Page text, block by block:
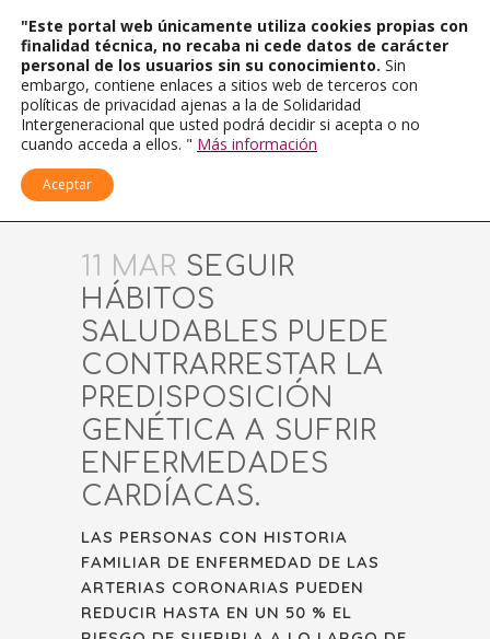
11 MAR SEGUIR
HÁBITOS
SALUDABLES PUEDE
CONTRARRESTAR LA
PREDISPOSICIÓN
GENÉTICA A SUFRIR
ENFERMEDADES
CARDÍACAS.
LAS PERSONAS CON HISTORIA
FAMILIAR DE ENFERMEDAD DE LAS
ARTERIAS CORONARIAS PUEDEN
REDUCIR HASTA EN UN 50 % EL
"Este portal web únicamente utiliza cookies propias con
finalidad técnica, no recaba ni cede datos de carácter
personal de los usuarios sin su conocimiento. Sin
embargo, contiene enlaces a sitios web de terceros con
políticas de privacidad ajenas a la de Solidaridad
Intergeneracional que usted podrá decidir si acepta o no
cuando acceda a ellos. " Más información
Aceptar